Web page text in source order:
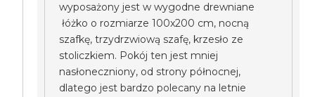
wyposażony jest w wygodne drewniane
łóżko o rozmiarze 100x200 cm, nocną
szafkę, trzydrzwiową szafę, krzesło ze
stoliczkiem. Pokój ten jest mniej
nasłoneczniony, od strony północnej,
dlatego jest bardzo polecany na letnie